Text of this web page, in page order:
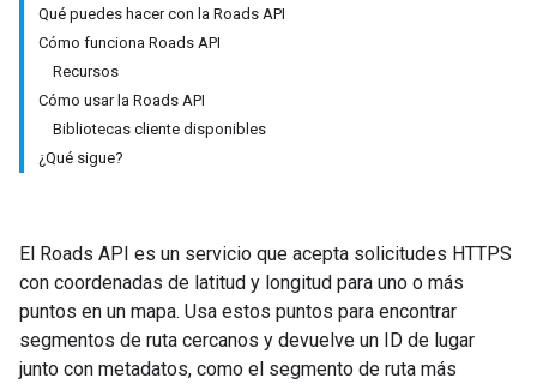
Qué puedes hacer con la Roads API
Cómo funciona Roads API
Recursos
Cómo usar la Roads API
Bibliotecas cliente disponibles
¿Qué sigue?
El Roads API es un servicio que acepta solicitudes HTTPS
con coordenadas de latitud y longitud para uno o más
puntos en un mapa. Usa estos puntos para encontrar
segmentos de ruta cercanos y devuelve un ID de lugar
junto con metadatos, como el segmento de ruta más